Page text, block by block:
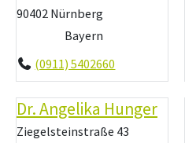
90402 Nürnberg
Bayern
(0911) 5402660
Dr. Angelika Hunger
Ziegelsteinstraße 43